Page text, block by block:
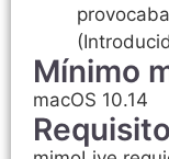
Mínimo
macOS 10.14